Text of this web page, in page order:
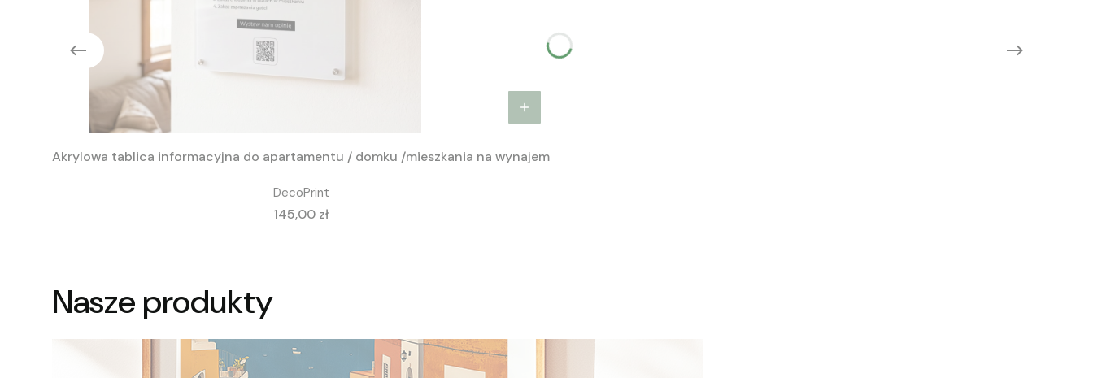
Akrylowa tablica informacyjna do apartamentu / domku /mieszkania na wynajem
DecoPrint
Cena
145,00 zł
Nasze produkty